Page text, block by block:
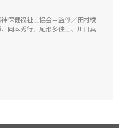
保健福祉士協会＝監修／田村綾
岡本秀行、尾形多佳士、川口真